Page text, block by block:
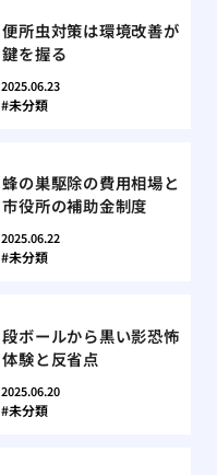
便所虫対策は環境改善が
鍵を握る
2025.06.23
未分類
蜂の巣駆除の費用相場と
市役所の補助金制度
2025.06.22
未分類
段ボールから黒い影恐怖
体験と反省点
2025.06.20
未分類